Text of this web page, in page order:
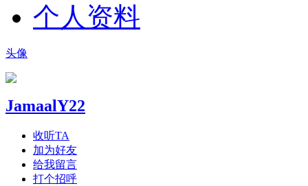
个人资料
头像
JamaalY22
收听TA
加为好友
给我留言
打个招呼